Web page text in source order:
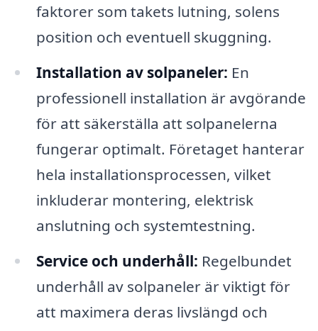
faktorer som takets lutning, solens
position och eventuell skuggning.
Installation av solpaneler: En
professionell installation är avgörande
för att säkerställa att solpanelerna
fungerar optimalt. Företaget hanterar
hela installationsprocessen, vilket
inkluderar montering, elektrisk
anslutning och systemtestning.
Service och underhåll: Regelbundet
underhåll av solpaneler är viktigt för
att maximera deras livslängd och